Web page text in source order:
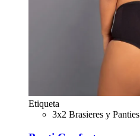
Etiqueta
3x2 Brasieres y Panties